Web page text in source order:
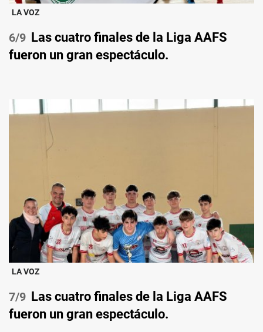
LA VOZ
/9 Las cuatro finales de la Liga AAFS
fueron un gran espectáculo.
LA VOZ
/9 Las cuatro finales de la Liga AAFS
fueron un gran espectáculo.